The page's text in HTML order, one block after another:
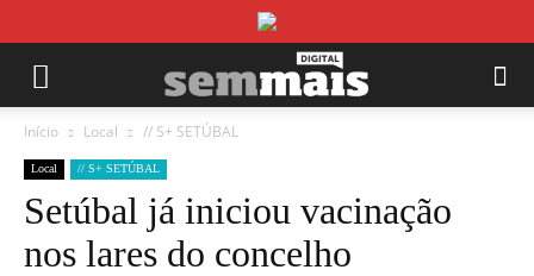
Início Local // S+ SETÚBAL
Local // S+ SETÚBAL
Setúbal já iniciou vacinação
nos lares do concelho